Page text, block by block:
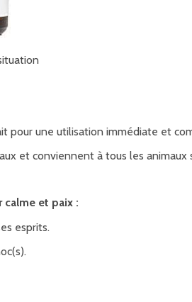
pour une utilisation immédiate et
et conviennent à tous les
calme et paix :
esprits.